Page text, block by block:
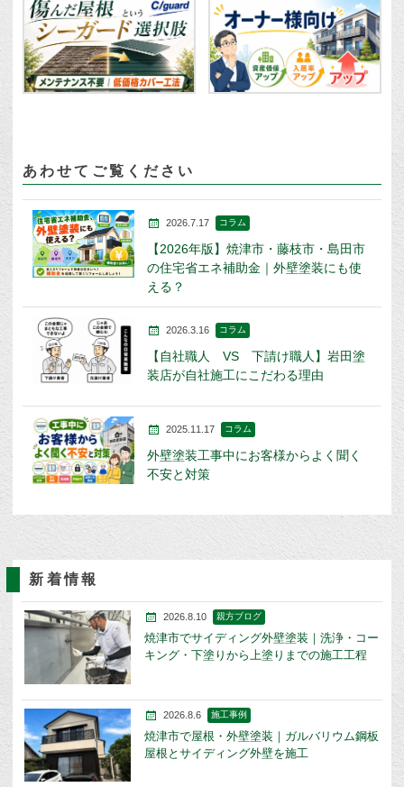
あわせてご覧ください
2026.7.17 コラム
【2026年版】焼津市・藤枝市・島田市
の住宅省エネ補助金｜外壁塗装にも使
える？
2026.3.16 コラム
【自社職人 VS 下請け職人】岩田塗
装店が自社施工にこだわる理由
2025.11.17 コラム
外壁塗装工事中にお客様からよく聞く
不安と対策
新着情報
2026.8.10 親方ブログ
焼津市でサイディング外壁塗装｜洗浄・コー
キング・下塗りから上塗りまでの施工工程
2026.8.6 施工事例
焼津市で屋根・外壁塗装｜ガルバリウム鋼板
屋根とサイディング外壁を施工